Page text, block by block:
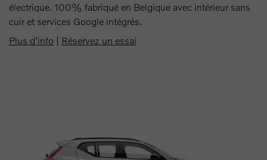
électrique. 100% fabriqué en Belgique avec intérieur sans
cuir et services Google intégrés.
Plus d'info | Réservez un essai